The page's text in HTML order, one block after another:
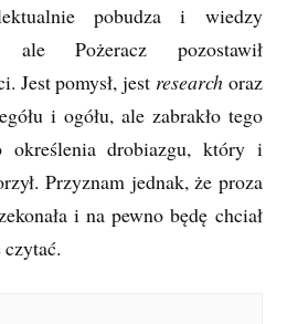
pobudza i wiedzy
ale Pożeracz pozostawił
Jest pomysł, jest researchoraz
i ogółu, ale zabrakło tego
określenia drobiazgu, który i
Przyznam jednak, że proza
i na pewno będę chciał